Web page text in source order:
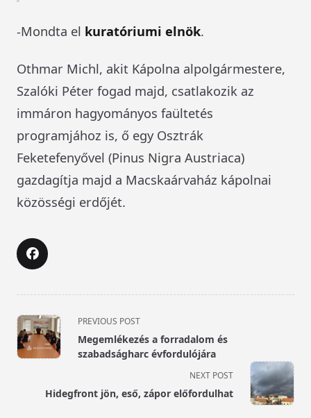
-Mondta el kuratóriumi elnök.
Othmar Michl, akit Kápolna alpolgármestere,
Szalóki Péter fogad majd, csatlakozik az
immáron hagyományos faültetés
programjához is, ő egy Osztrák
Feketefenyővel (Pinus Nigra Austriaca)
gazdagítja majd a Macskaárvaház kápolnai
közösségi erdőjét.
<span
class="nav-
subtitle
reader-
text">Page</span>
PREVIOUS POST
Megemlékezés a forradalom és
szabadságharc évfordulójára
NEXT POST
Hidegfront jön, eső, zápor előfordulhat